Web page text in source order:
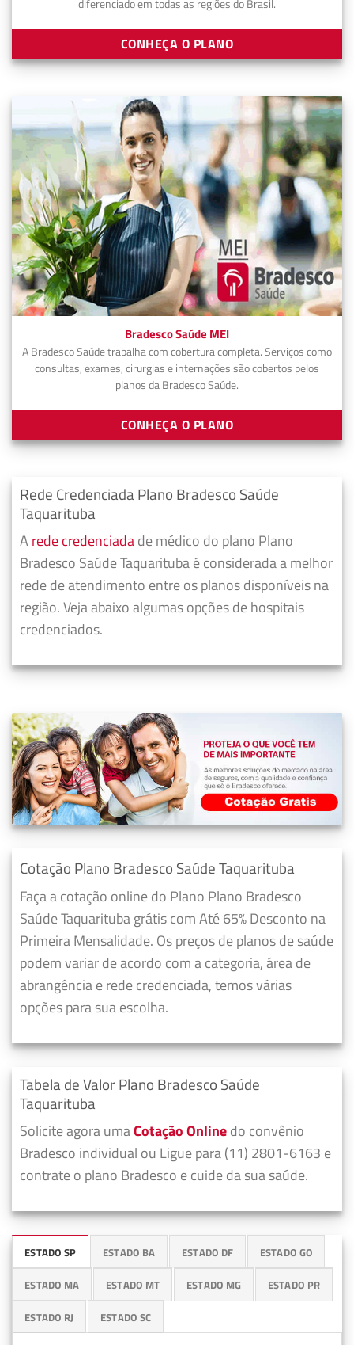
diferenciado em todas as regiões do Brasil.
CONHEÇA O PLANO
Bradesco Saúde MEI
A Bradesco Saúde trabalha com cobertura completa. Serviços como
consultas, exames, cirurgias e internações são cobertos pelos
planos da Bradesco Saúde.
CONHEÇA O PLANO
Rede Credenciada Plano Bradesco Saúde
Taquarituba
A rede credenciadade médico do plano Plano
Bradesco Saúde Taquarituba é considerada a melhor
rede de atendimento entre os planos disponíveis na
região. Veja abaixo algumas opções de hospitais
credenciados.
Cotação Plano Bradesco Saúde Taquarituba
Faça a cotação online do Plano Plano Bradesco
Saúde Taquarituba grátis com Até 65% Desconto na
Primeira Mensalidade. Os preços de planos de saúde
podem variar de acordo com a categoria, área de
abrangência e rede credenciada, temos várias
opções para sua escolha.
Tabela de Valor Plano Bradesco Saúde
Taquarituba
Solicite agora umaCotação Onlinedo convênio
Bradesco individual ou Ligue para (11) 2801-6163 e
contrate o plano Bradesco e cuide da sua saúde.
ESTADO SP ESTADO BA ESTADO DF ESTADO GO
ESTADO MA ESTADO MT ESTADO MG ESTADO PR
ESTADO RJ ESTADO SC